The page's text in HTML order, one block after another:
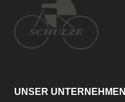
UNSER UNTERNEHMEN